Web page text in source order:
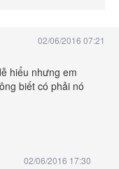
02/06/2016 07:21
hiểu nhưng em
biết có phải nó
02/06/2016 17:30